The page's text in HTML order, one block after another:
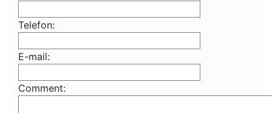
Telefon:
E-mail:
Comment: